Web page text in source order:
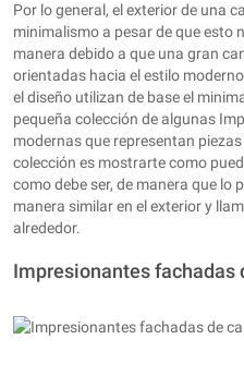
Por lo general, el exterior de una
minimalismo a pesar de que esto
manera debido a que una gran
orientadas hacia el estilo
el diseño utilizan de base el
pequeña colección de algunas
modernas que representan
colección es mostrarte como
como debe ser, de manera que lo
manera similar en el exterior y
alrededor.
Impresionantes fachadas